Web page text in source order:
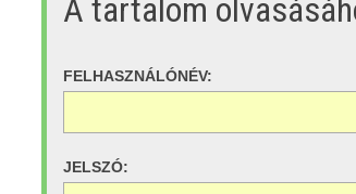
A tartalom
FELHASZNÁLÓNÉV:
JELSZÓ: